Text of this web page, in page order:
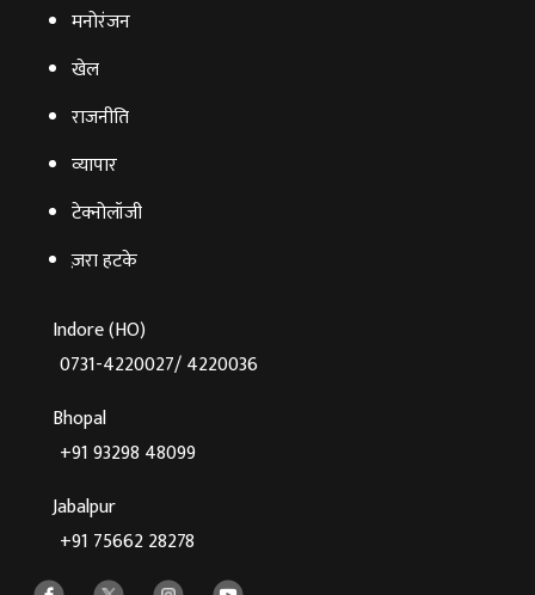
मनोरंजन
खेल
राजनीति
व्‍यापार
टेक्‍नोलॉजी
ज़रा हटके
Indore (HO)
0731-4220027/ 4220036
Bhopal
+91 93298 48099
Jabalpur
+91 75662 28278